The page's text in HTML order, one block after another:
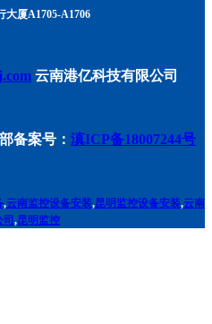
大厦A1705-A1706
云南港亿科技有限公司
备案号： 滇ICP备18007244号
,云南监控设备安装,昆明监控设备安装,云南
,昆明监控